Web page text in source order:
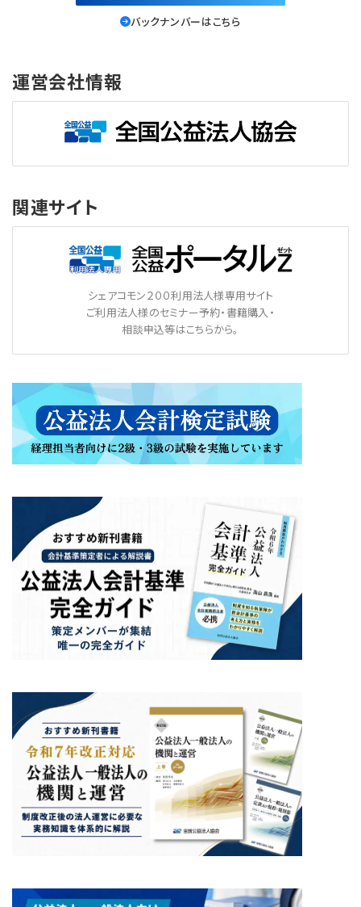
バックナンバーはこちら
運営会社情報
関連サイト
シェアコモン２００利用法人様専用サイト
ご利用法人様のセミナー予約・書籍購入・
相談申込等はこちらから。